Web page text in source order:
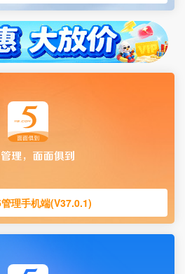
理手机端(V37.0.1)